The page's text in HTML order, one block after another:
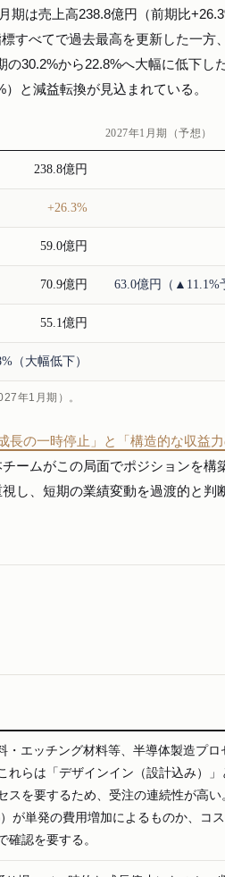
は売上高238.8億円（前期比
すべてで過去最高を更新した一方
30.2%から22.8%へ大幅に低下し
と減益転換が見込まれている。
2027年1月期（予想）
238.8億円
+26.3%
59.0億円
70.9億円 63.0億円（▲11.1%
55.1億円
（大幅低下）
年1月期）。
成長の一時停止」と「構造的な収益
ームがこの局面でポジションを構
し、短期の業績変動を過渡的と判
・エッチング材料等、半導体製造プロ
れらは「デザインイン（設計込み）」
スを要するため、受注の連続性が高い
が単発の費用増加によるものか、コ
認を要する。